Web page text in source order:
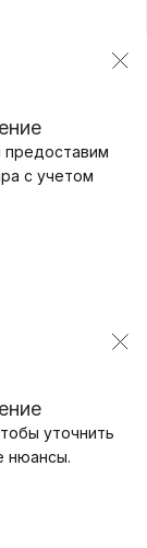
с учетом
уточнить
нюансы.